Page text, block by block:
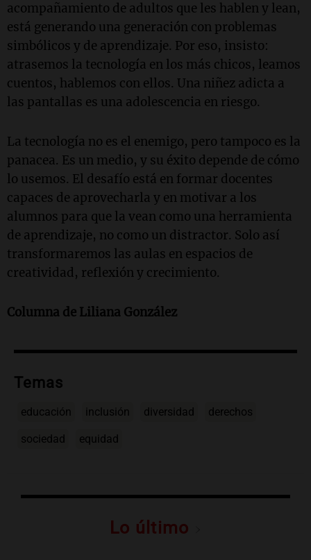
acompañamiento de adultos que les hablen y lean,
está generando una generación con problemas
simbólicos y de aprendizaje. Por eso, insisto:
atrasemos la tecnología en los más chicos, leamos
cuentos, hablemos con ellos. Una niñez adicta a
las pantallas es una adolescencia en riesgo.
La tecnología no es el enemigo, pero tampoco es la
panacea. Es un medio, y su éxito depende de cómo
lo usemos. El desafío está en formar docentes
capaces de aprovecharla y en motivar a los
alumnos para que la vean como una herramienta
de aprendizaje, no como un distractor. Solo así
transformaremos las aulas en espacios de
creatividad, reflexión y crecimiento.
Columna de Liliana González
Temas
educación inclusión diversidad derechos
sociedad equidad
Lo último